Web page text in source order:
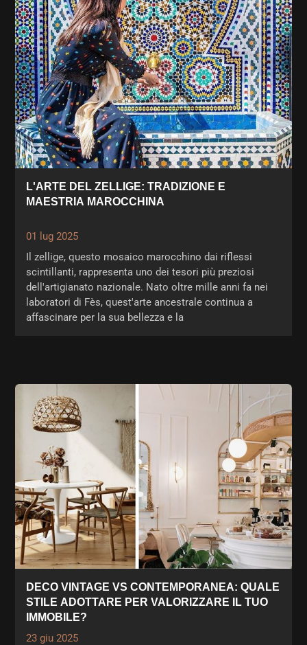
L'ARTE DEL ZELLIGE: TRADIZIONE E
MAESTRIA MAROCCHINA
01 lug 2025
Il zellige, questo mosaico marocchino dai riflessi
scintillanti, rappresenta uno dei tesori più preziosi
dell'artigianato nazionale. Nato oltre mille anni fa nei
laboratori di Fès, quest'arte ancestrale continua a
affascinare per la sua bellezza e la
DECO VINTAGE VS CONTEMPORANEA: QUALE
STILE ADOTTARE PER VALORIZZARE IL TUO
IMMOBILE?
23 giu 2025